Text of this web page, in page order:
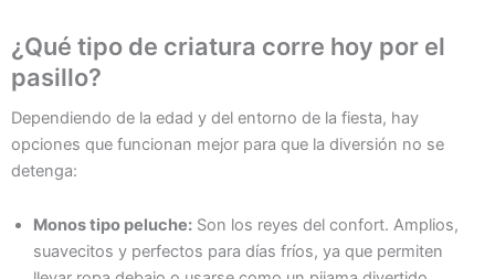
¿Qué tipo de criatura corre hoy por el
pasillo?
Dependiendo de la edad y del entorno de la fiesta, hay
opciones que funcionan mejor para que la diversión no se
detenga:
Monos tipo peluche: Son los reyes del confort. Amplios,
suavecitos y perfectos para días fríos, ya que permiten